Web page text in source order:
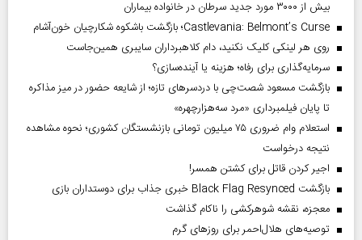
بیش از ۳۰۰۰ مورد جدید سرطان در خانواده بیماران
Castlevania: Belmont’s Curse؛ بازگشت باشکوه شکارچیان خون‌آشام
روی هر لینکی کلیک نکنید، دام کلاهبرداران سایبری همین‌جاست
سرمایه‌گذاری برای رفاه؛ هزینه یا آینده‌سازی؟
بازگشت مسعود شصت‌چی با دردسر‌های تازه؛ از شایعه حضور در میز مذاکره
تا پایان فیلمبرداری «مرد سه‌هزارچهره»
استعلام وام ضروری ۷۵ میلیون تومانی بازنشستگان کشوری؛ نحوه مشاهده
نتیجه درخواست
اجیر کردن قاتل برای کشتن همسر!
بازگشت Black Flag Resynced خبری جذاب برای دوستداران بازی
معجزه، نقشه شوهرکشی را ناکام گذاشت
توصیه‌های هلال‌احمر برای روز‌های گرم